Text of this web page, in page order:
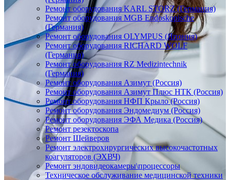
Ремонт оборудования KARL STORZ (Германия)
Ремонт оборудования MGB Endoskopische
(Германия)
Ремонт оборудования OLYMPUS (Япония)
Ремонт оборудования RICHARD WOLF
(Германия)
Ремонт оборудования RZ Medizintechnik
(Германия)
Ремонт оборудования Азимут (Россия)
Ремонт оборудования Азимут Плюс НТК (Россия)
Ремонт оборудования НФП Крыло (Россия)
Ремонт оборудования Эндомедиум (Россия)
Ремонт оборудования ЭФА Медика (Россия)
Ремонт резектоскопа
Ремонт Шейверов
Ремонт электрохирургических высокочастотных
коагуляторов (ЭХВЧ)
Ремонт эндовидеокамеры\процессоры
Техническое обслуживание медицинской техники